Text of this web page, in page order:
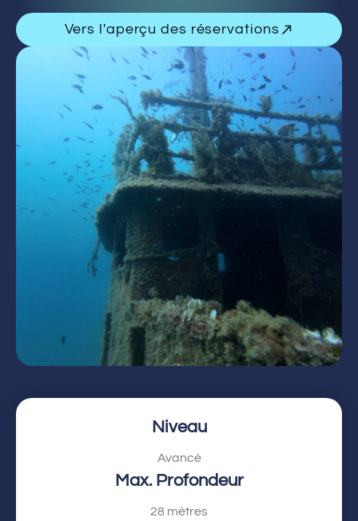
Vers l'aperçu des réservations
Niveau
Avancé
Max. Profondeur
28 mètres